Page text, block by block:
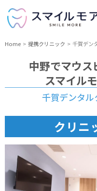
Home 提携クリニック 千賀デン
中野でマウス
スマイル
千賀デンタ
クリニ